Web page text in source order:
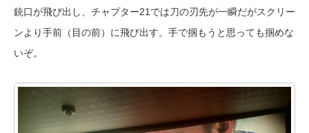
銃口が飛び出し、チャプター21では刀の刃先が一瞬だがスクリー
ンより手前（目の前）に飛び出す。手で掴もうと思っても掴めな
いぞ。